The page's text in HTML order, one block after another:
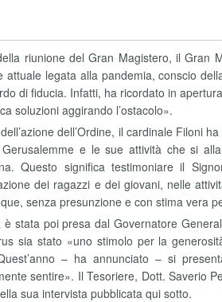
riunione del Gran Magistero, il
attuale legata alla pandemia, conscio
di fiducia. Infatti, ha ricordato in
soluzioni aggirando l’ostacolo».
dell’Ordine, il cardinale Filoni
e le sue attività che si
Questo significa testimoniare il
dei ragazzi e dei giovani, nelle
senza presunzione e con stima vera
è stata poi presa dal Governatore
sia stato «uno stimolo per la
– ha annunciato – si
sentire». Il Tesoriere, Dott. Saverio
sua intervista pubblicata qui sotto.